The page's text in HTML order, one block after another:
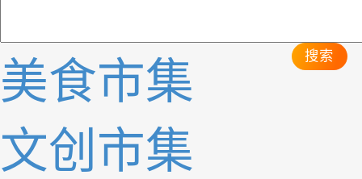
搜索
美食市集
文创市集